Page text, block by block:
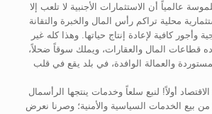
عالمياً أن الاستثمارات الأجنبية لا تلعب إلا
محلية تراكم رأس المال والخبرة والتقانة
وأجور كافية لإعادة إنتاج حياتها. وهذا كله غير
قطاعات المال والعقارات، ويملك سوقاً ضحلاً،
والعمالة الوافدة، في بلد يقع في قلب
أولاً! لنبع سلعاً وخدمات ينتجها الرأسمال
من بيع الخدمات السياسية والأمنية؛ وصرنا نعرض